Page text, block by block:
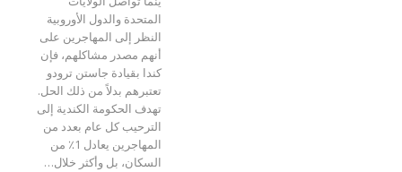
المتحدة والدول الأوروبية
النظر إلى المهاجرين على
أنهم مصدر مشاكلهم، فإن
كندا بقيادة جاستن ترودو
تعتبرهم بدلاً من ذلك الحل.
تهدف الحكومة الكندية إلى
الترحيب كل عام بعدد من
المهاجرين يعادل 1٪ من
السكان، بل وأكثر خلال…